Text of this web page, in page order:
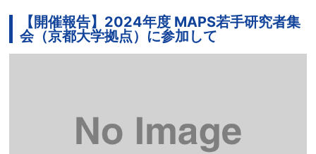
【開催報告】2024年度 MAPS若手研究者集
会（京都大学拠点）に参加して